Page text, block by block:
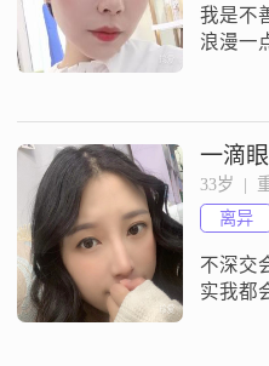
友，女
我，要
我是不
浪漫一
一滴
33岁  |
离异
不深交
实我都